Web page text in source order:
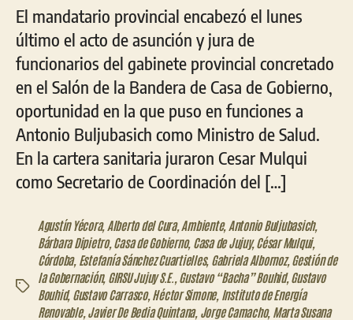
El mandatario provincial encabezó el lunes
último el acto de asunción y jura de
funcionarios del gabinete provincial concretado
en el Salón de la Bandera de Casa de Gobierno,
oportunidad en la que puso en funciones a
Antonio Buljubasich como Ministro de Salud.
En la cartera sanitaria juraron Cesar Mulqui
como Secretario de Coordinación del […]
Etiquetas
Agustín Yécora, Alberto del Cura, Ambiente, Antonio Buljubasich,
Bárbara Dipietro, Casa de Gobierno, Casa de Jujuy,César Mulqui,
Córdoba, Estefanía Sánchez Cuartielles, Gabriela Albornoz, Gestión de
la Gobernación, GIRSU Jujuy S.E. Gustavo “Bacha” Bouhid, Gustavo
Bouhid, Gustavo Carrasco, Héctor Simone, Instituto de Energía
Renovable, Javier De Bedia Quintana, Jorge Camacho, Marta Susana